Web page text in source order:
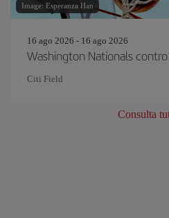
Image: Esperanza Han
16 ago 2026 - 16 ago 2026
Washington Nationals
Citi Field
Consulta